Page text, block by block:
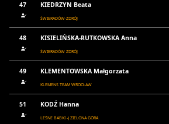
47 KIEDRZYN Beata
ŚWIERADÓW-ZDRÓJ
48 KISIELIŃSKA-RUTKOWSKA Anna
ŚWIERADÓW ZDRÓJ
49 KLEMENTOWSKA Małgorzata
KLEMENS TEAM WROCŁAW
51 KODŹ Hanna
LEŚNE BABKI -) ZIELONA GÓRA